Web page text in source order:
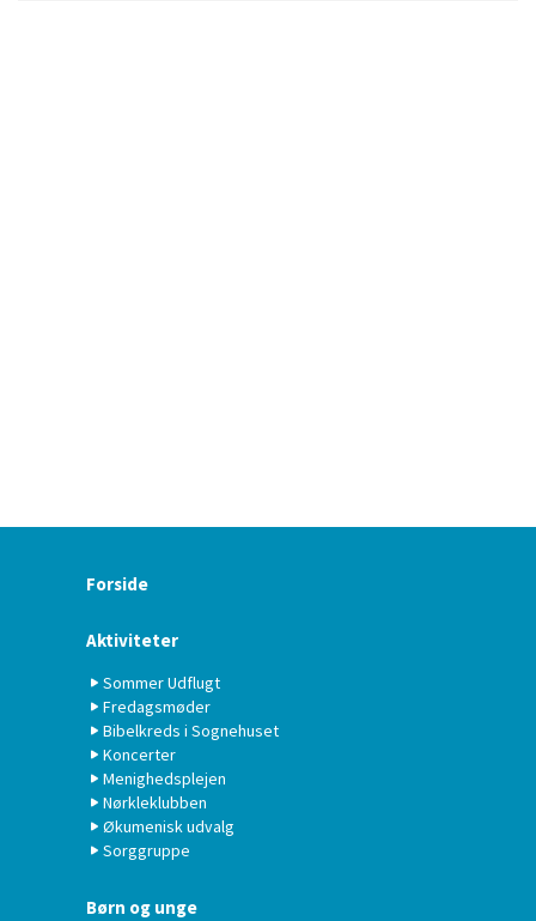
Forside
Aktiviteter
Sommer Udflugt
Fredagsmøder
Bibelkreds i Sognehuset
Koncerter
Menighedsplejen
Nørkleklubben
Økumenisk udvalg
Sorggruppe
Børn og unge